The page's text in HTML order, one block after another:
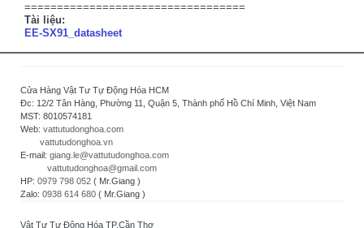
==================================
Tài liệu:
EE-SX91_datasheet
Cửa Hàng Vật Tư Tự Động Hóa HCM
Đc: 12/2 Tân Hàng, Phường 11, Quận 5, Thành phố Hồ Chí Minh, Việt Nam
MST: 8010574181
Web: vattutudonghoa.com
vattutudonghoa.vn
E-mail: giang.le@vattutudonghoa.com
vattutudonghoa@gmail.com
HP: 0979 798 052 ( Mr.Giang )
Zalo: 0938 614 680 ( Mr.Giang )
Vật Tư Tự Động Hóa TP.Cần Thơ